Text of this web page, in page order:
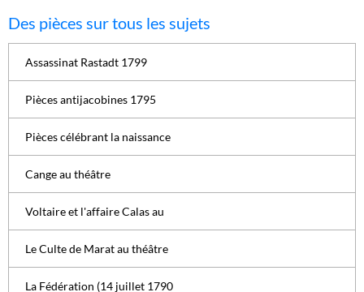
Des pièces sur tous les sujets
Assassinat Rastadt 1799
Pièces antijacobines 1795
Pièces célébrant la naissance
Cange au théâtre
Voltaire et l'affaire Calas au
Le Culte de Marat au théâtre
La Fédération (14 juillet 1790